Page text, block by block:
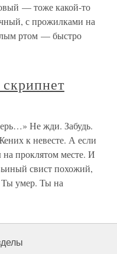
— тоже какой-то
с прожилками на
ртом — быстро
Не жди. Забудь.
к невесте. А если
проклятом месте. И
свист похожий,
умер. Ты на